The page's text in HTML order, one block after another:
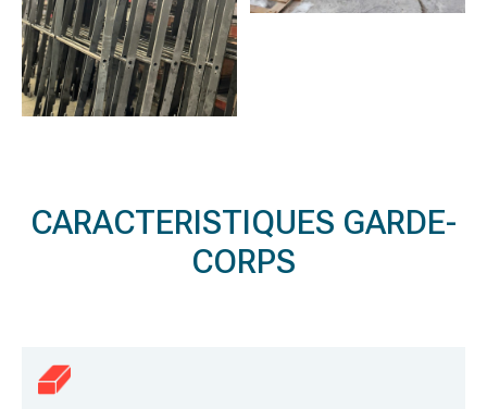
CARACTERISTIQUES GARDE-
CORPS